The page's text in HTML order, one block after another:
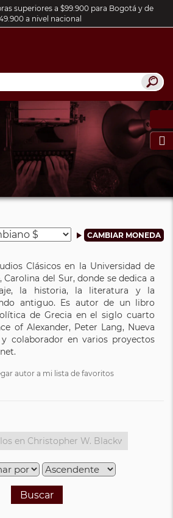
superiores a $99.900 para Bogotá y de
a nivel nacional

Clásicos en la Universidad de
Carolina del Sur, donde se dedica a
la historia, la literatura y la
antiguo. Es autor de un libro
de Grecia en el siglo cuarto
of Alexander, Peter Lang, Nueva
y colaborador en varios proyectos
autor a mi lista de favoritos
Buscar